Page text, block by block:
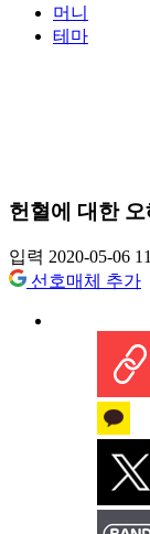
머니
테마
헌혈에 대한
입력 2020-05-06
선호매체 추가